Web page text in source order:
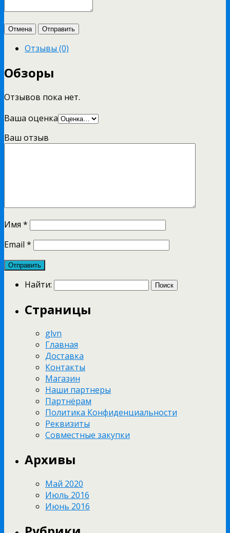
Отмена Отправить
Отзывы (0)
Обзоры
Отзывов пока нет.
Ваша оценка
Ваш отзыв
Имя *
Email *
Найти:
Страницы
glvn
Главная
Доставка
Контакты
Магазин
Наши партнеры
Партнёрам
Политика Конфиденциальности
Реквизиты
Совместные закупки
Архивы
Май 2020
Июль 2016
Июнь 2016